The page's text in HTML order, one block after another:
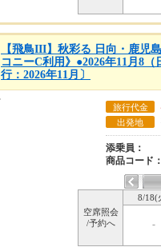
【飛鳥III】秋彩る 日向・鹿児
コニーC利用》●2026年11月8
行：2026年11月〕
旅行代金
出発地
添乗員：
商品コード：
空席照会
/予約へ
8/18(
-